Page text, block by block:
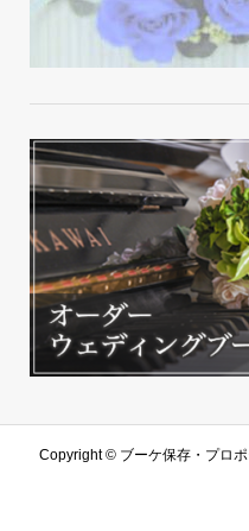
Copyright ©ブーケ保存・プロ